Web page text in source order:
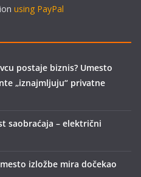
using PayPal
postaje biznis? Umesto
„iznajmljuju“ privatne
saobraćaja – električni
izložbe mira dočekao